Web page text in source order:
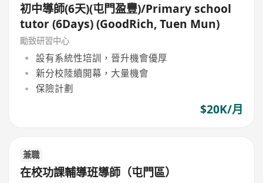
初中導師(6天)(屯門盈豐)/Primary school
tutor (6Days) (GoodRich, Tuen Mun)
勵致研習中心
設有系統性培訓，晉升機會優厚
新分校陸續開幕，大量機會
保險計劃
$20K/月
兼職
在校功課輔導班導師（屯門區）